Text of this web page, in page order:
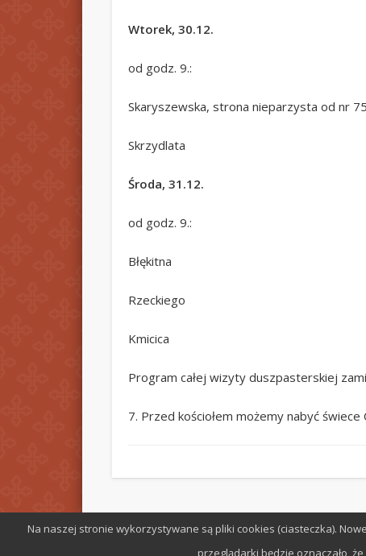
Wtorek, 30.12.
od godz. 9.:
Skaryszewska, strona nieparzysta od nr
Skrzydlata
Środa, 31.12.
od godz. 9.:
Błękitna
Rzeckiego
Kmicica
Program całej wizyty duszpasterskiej
7. Przed kościołem możemy nabyć
© 2026 Parafia św. Stefana w Radomiu
Na naszej stronie wykorzystywane są pliki cookies (ciasteczka).
przeglądarki będzie oznaczało,